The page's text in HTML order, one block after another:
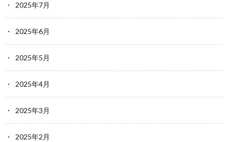
2025年7月
2025年6月
2025年5月
2025年4月
2025年3月
2025年2月